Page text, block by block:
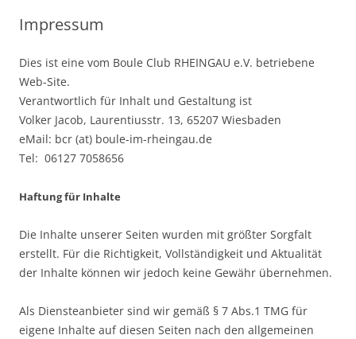
Impressum
Dies ist eine vom Boule Club RHEINGAU e.V. betriebene
Web-Site.
Verantwortlich für Inhalt und Gestaltung ist
Volker Jacob, Laurentiusstr. 13, 65207 Wiesbaden
eMail: bcr (at) boule-im-rheingau.de
Tel: 06127 7058656
Haftung für Inhalte
Die Inhalte unserer Seiten wurden mit größter Sorgfalt
erstellt. Für die Richtigkeit, Vollständigkeit und Aktualität
der Inhalte können wir jedoch keine Gewähr übernehmen.
Als Diensteanbieter sind wir gemäß § 7 Abs.1 TMG für
eigene Inhalte auf diesen Seiten nach den allgemeinen